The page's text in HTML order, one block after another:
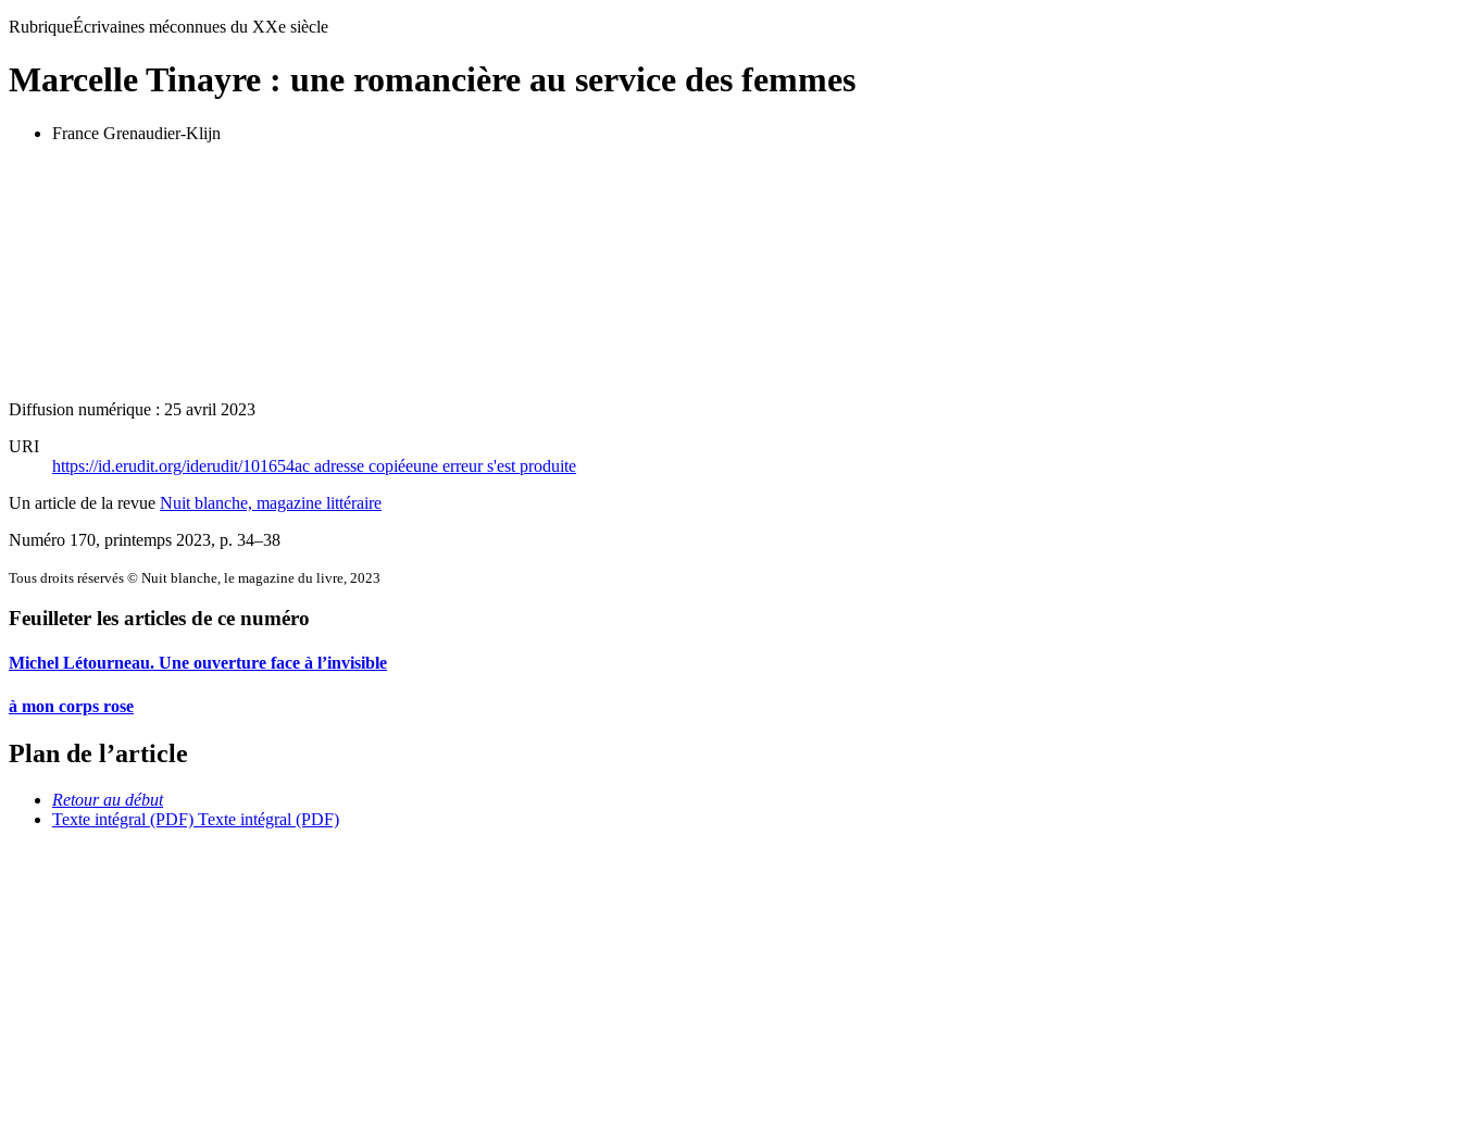
RubriqueÉcrivaines méconnues du XXe siècle
Marcelle Tinayre : une romancière au service des femmes
France Grenaudier-Klijn
Diffusion numérique : 25 avril 2023
URI
https://id.erudit.org/iderudit/101654ac adresse copiéeune erreur s'est produite
Un article de la revue Nuit blanche, magazine littéraire
Numéro 170, printemps 2023, p. 34–38
Tous droits réservés © Nuit blanche, le magazine du livre, 2023
Feuilleter les articles de ce numéro
Michel Létourneau. Une ouverture face à l’invisible
à mon corps rose
Plan de l’article
Retour au début
Texte intégral (PDF) Texte intégral (PDF)